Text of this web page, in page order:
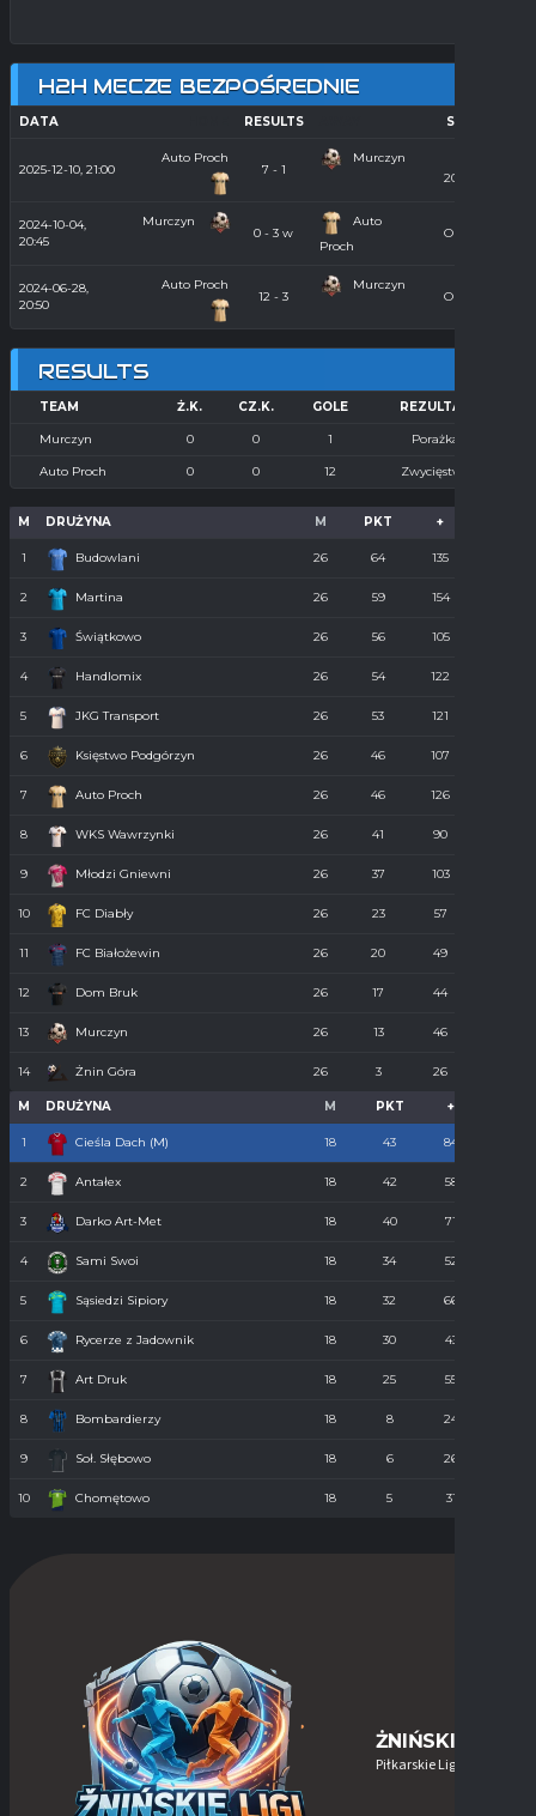
H2H MECZE BEZPOŚREDNIE
DATA RESULTS SEASON
2025-12-10, 21:00
Auto Proch
7 - 1
Murczyn
2025/2026
2024-10-04,
20:45
Murczyn
0 - 3 w
Auto
Proch
Orlik 2024
2024-06-28,
20:50
Auto Proch
12 - 3
Murczyn
Orlik 2024
RESULTS
TEAM Ż.K. CZ.K. GOLE REZULTAT
Murczyn 0 0 1 Porażka
Auto Proch 0 0 12 Zwycięstwo
M DRUŻYNA M PKT +
1 Budowlani 26 64 135
2 Martina 26 59 154
3 Świątkowo 26 56 105
4 Handlomix 26 54 122
5 JKG Transport 26 53 121
6 Księstwo Podgórzyn 26 46 107
7 Auto Proch 26 46 126
8 WKS Wawrzynki 26 41 90
9 Młodzi Gniewni 26 37 103
10 FC Diabły 26 23 57
11 FC Białożewin 26 20 49
12 Dom Bruk 26 17 44
13 Murczyn 26 13 46
14 Żnin Góra 26 3 26
M DRUŻYNA M PKT +
1 Cieśla Dach (M) 18 43 84
2 Antałex 18 42 58
3 Darko Art-Met 18 40 71
4 Sami Swoi 18 34 52
5 Sąsiedzi Sipiory 18 32 66
6 Rycerze z Jadownik 18 30 43
7 Art Druk 18 25 55
8 Bombardierzy 18 8 24
9 Soł. Słębowo 18 6 26
10 Chomętowo 18 5 31
ŻNIŃSKIE-LIGI
Piłkarskie Ligi w Żninie